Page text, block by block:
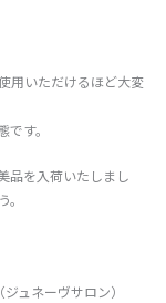
用いただけるほど大変
す。
品を入荷いたしまし
ュネーヴサロン）